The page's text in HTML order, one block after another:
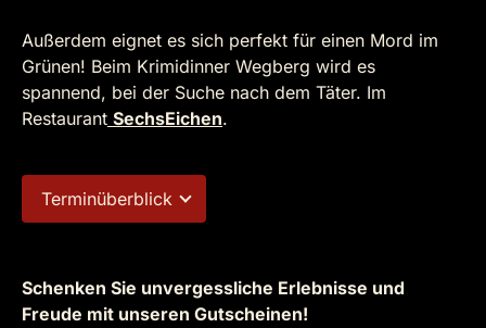
Außerdem eignet es sich perfekt für einen Mord im
Grünen! Beim Krimidinner Wegberg wird es
spannend, bei der Suche nach dem Täter. Im
Restaurant SechsEichen.
Terminüberblick
Schenken Sie unvergessliche Erlebnisse und
Freude mit unseren Gutscheinen!